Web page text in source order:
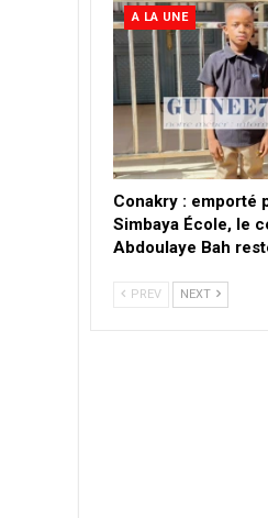
A LA UNE
Conakry : emporté
Simbaya École, le
Abdoulaye Bah
PREV NEXT